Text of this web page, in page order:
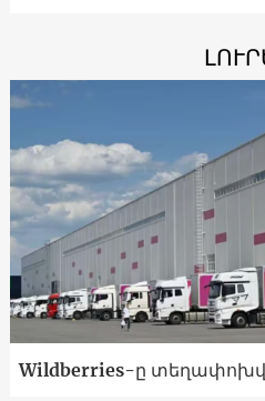
Wildberries-ը